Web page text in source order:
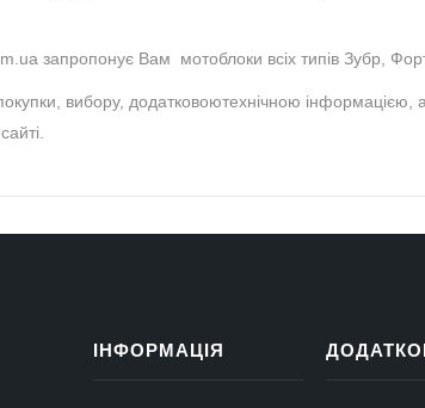
запропонує Вам мотоблоки всіх типів Зубр,
вибору, додатковоютехнічною
ІНФОРМАЦІЯ